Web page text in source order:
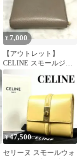
¥7,000
【アウトレット】
CELINE スモールジッ
プウォレット
¥47,500
セリーヌ スモールウォ